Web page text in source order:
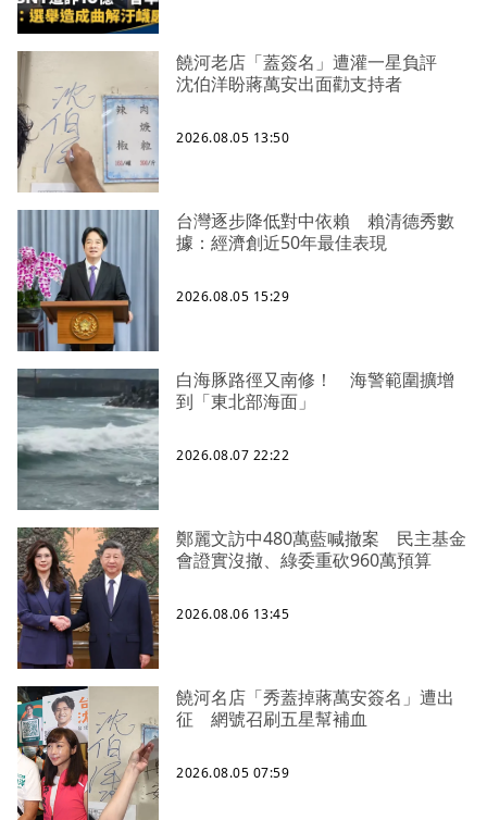
饒河老店「蓋簽名」遭灌一星負評
沈伯洋盼蔣萬安出面勸支持者
2026.08.05 13:50
台灣逐步降低對中依賴 賴清德秀數
據：經濟創近50年最佳表現
2026.08.05 15:29
白海豚路徑又南修！ 海警範圍擴增
到「東北部海面」
2026.08.07 22:22
鄭麗文訪中480萬藍喊撤案 民主基金
會證實沒撤、綠委重砍960萬預算
2026.08.06 13:45
饒河名店「秀蓋掉蔣萬安簽名」遭出
征 網號召刷五星幫補血
2026.08.05 07:59